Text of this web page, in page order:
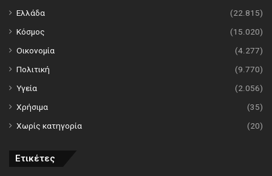
Ελλάδα
(22.815)
Κόσμος
(15.020)
Οικονομία
(4.277)
Πολιτική
(9.770)
Υγεία
(2.056)
Χρήσιμα
(35)
Χωρίς κατηγορία
(20)
Ετικέτες